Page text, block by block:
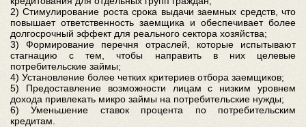
2) Стимулирование роста срока выдачи заемных средств, что
повышает ответственность заемщика и обеспечивает более
долгосрочный эффект для реального сектора хозяйства;
3) Формирование перечня отраслей, которые испытывают
стагнацию с тем, чтобы направить в них целевые
потребительские займы;
4) Установление более четких критериев отбора заемщиков;
5) Предоставление возможности лицам с низким уровнем
дохода привлекать микро займы на потребительские нужды;
6) Уменьшение ставок процента по потребительским
кредитам.